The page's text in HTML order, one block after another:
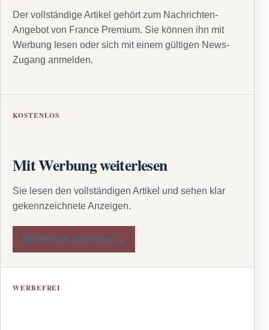
Der vollständige Artikel gehört zum Nachrichten-
Angebot von France Premium. Sie können ihn mit
Werbung lesen oder sich mit einem gültigen News-
Zugang anmelden.
KOSTENLOS
Mit Werbung weiterlesen
Sie lesen den vollständigen Artikel und sehen klar
gekennzeichnete Anzeigen.
Mit Werbung weiterlesen →
WERBEFREI